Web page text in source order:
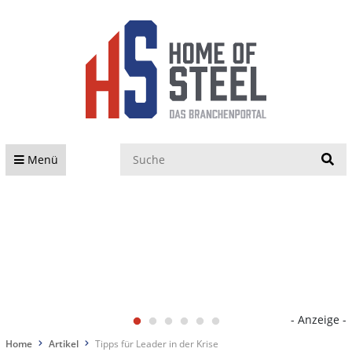
Menü
- Anzeige -
Home Artikel Tipps für Leader in der Krise